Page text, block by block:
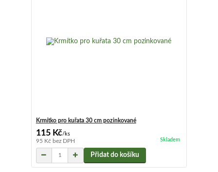
Krmítko pro kuřata 30 cm pozinkované
115 Kč/ks
95 Kč bez DPH Skladem
Přidat do košíku